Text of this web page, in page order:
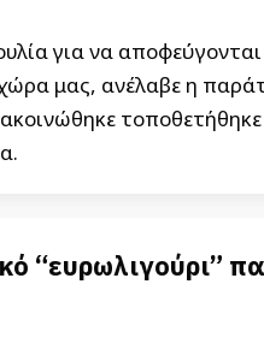
για να
μας, ανέλαβε η
“ευρωλιγούρι”